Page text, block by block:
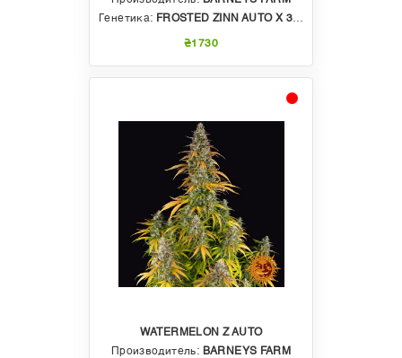
Генетика: FROSTED ZINN AUTO X 3 BEARS AUTO
₴1730
WATERMELON Z AUTO
Производитель: BARNEYS FARM